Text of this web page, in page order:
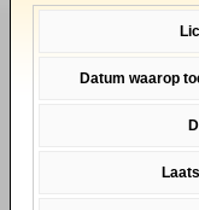
Datum waarop